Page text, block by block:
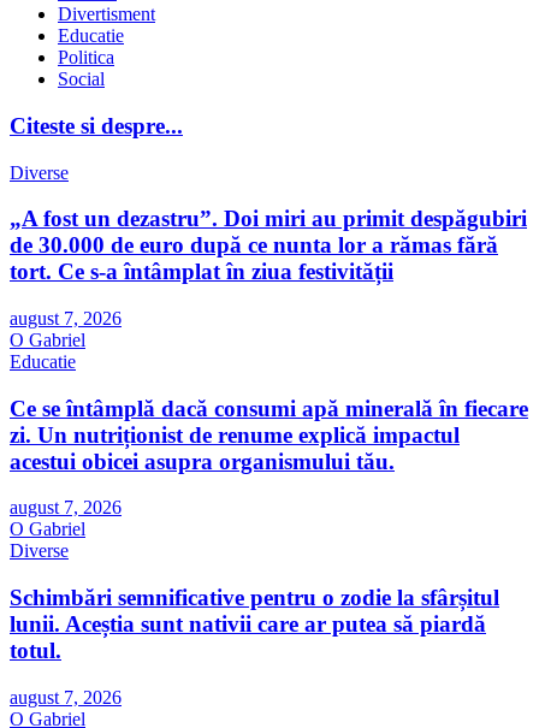
Divertisment
Educatie
Politica
Social
Citeste si despre...
Diverse
„A fost un dezastru”. Doi miri au primit despăgubiri
de 30.000 de euro după ce nunta lor a rămas fără
tort. Ce s-a întâmplat în ziua festivității
august 7, 2026
O Gabriel
Educatie
Ce se întâmplă dacă consumi apă minerală în fiecare
zi. Un nutriționist de renume explică impactul
acestui obicei asupra organismului tău.
august 7, 2026
O Gabriel
Diverse
Schimbări semnificative pentru o zodie la sfârșitul
lunii. Aceștia sunt nativii care ar putea să piardă
totul.
august 7, 2026
O Gabriel